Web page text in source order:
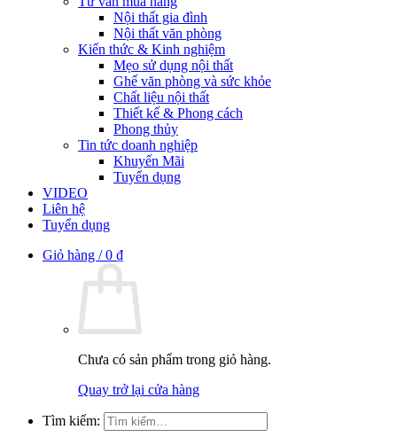
Nội thất gia đình
Nội thất văn phòng
Kiến thức & Kinh nghiệm
Mẹo sử dụng nội thất
Ghế văn phòng và sức khỏe
Chất liệu nội thất
Thiết kế & Phong cách
Phong thủy
Tin tức doanh nghiệp
Khuyến Mãi
Tuyển dụng
VIDEO
Liên hệ
Tuyển dụng
Giỏ hàng /0 ₫
Chưa có sản phẩm trong giỏ hàng.
Quay trở lại cửa hàng
Tìm kiếm: